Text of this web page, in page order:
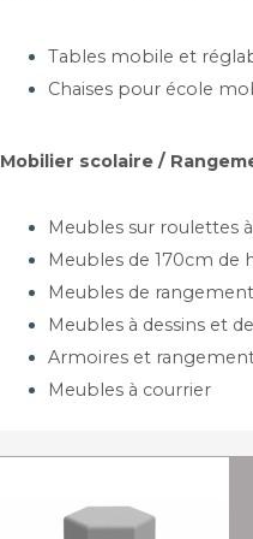
Tables mobile et
Chaises pour école
Mobilier scolaire /
Meubles sur roulettes
Meubles de 170cm de
Meubles de rangement
Meubles à dessins et
Armoires et
Meubles à courrier